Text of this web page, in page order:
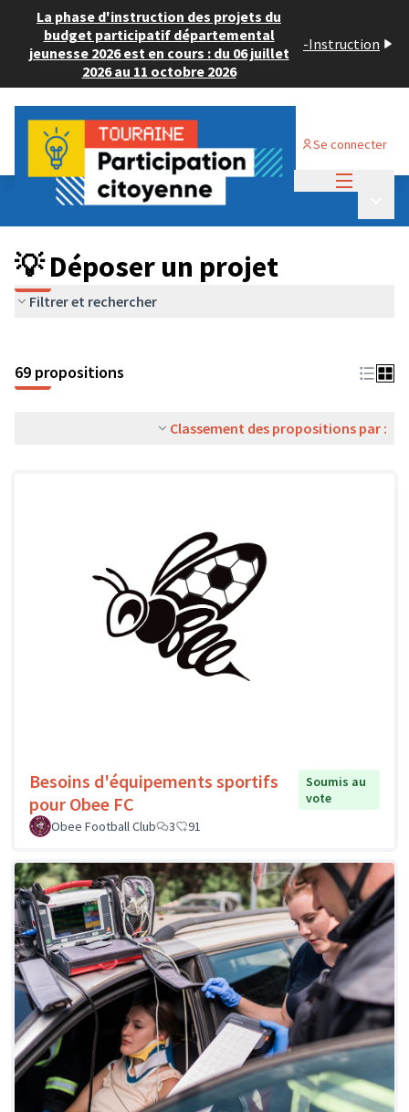
La phase d'instruction des projets du
budget participatif départemental
jeunesse 2026 est en cours : du 06 juillet
2026 au 11 octobre 2026
-Instruction
Se connecter
Budget Participatif ADULTE 2024
💡 Déposer un projet
💡 Déposer un projet
Filtrer et rechercher
69 propositions
Classement des propositions par :
Besoins d'équipements sportifs
pour Obee FC
Soumis au
vote
Obee Football Club
3 91